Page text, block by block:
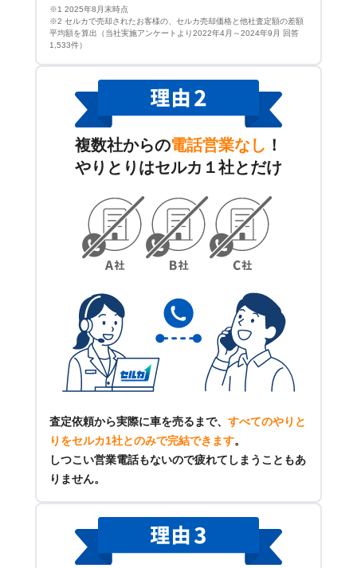
※1 2025年8月末時点
※2 セルカで売却されたお客様の、セルカ売却価格と他社査定額の差額
平均額を算出（当社実施アンケートより2022年4月～2024年9月 回答
1,533件）
複数社からの電話営業なし ！
やりとりはセルカ１社とだけ
査定依頼から実際に車を売るまで、 すべてのやりと
りをセルカ1社とのみで完結できます。
しつこい営業電話もないので疲れてしまうこともあ
りません。